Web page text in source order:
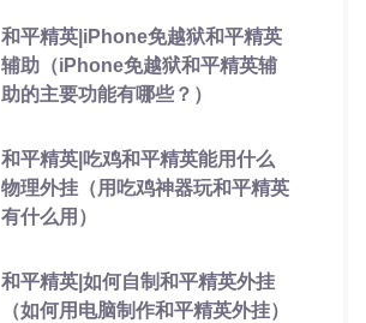
和平精英|iPhone免越狱和平精英
辅助（iPhone免越狱和平精英辅
助的主要功能有哪些？）
和平精英|吃鸡和平精英能用什么
物理外挂（用吃鸡神器玩和平精英
有什么用）
和平精英|如何自制和平精英外挂
（如何用电脑制作和平精英外挂）